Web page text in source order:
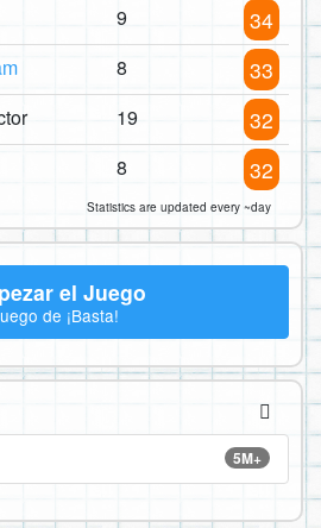
9 34
8 33
19 32
8 32
Statistics are updated every ~day
el Juego
de ¡Basta!
5M+